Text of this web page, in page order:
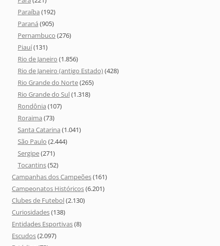
Paraíba (192)
Paraná (905)
Pernambuco (276)
Piauí(131)
Rio de Janeiro (1.856)
Rio de Janeiro (antigo Estado)(428)
Rio Grande do Norte(265)
Rio Grande do Sul(1.318)
Rondônia (107)
Roraima (73)
Santa Catarina (1.041)
São Paulo (2.444)
Sergipe(271)
Tocantins(52)
Campanhas dos Campeões(161)
Campeonatos Históricos(6.201)
Clubes de Futebol(2.130)
Curiosidades(138)
Entidades Esportivas(8)
Escudos(2.097)